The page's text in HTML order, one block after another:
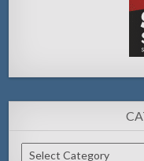
Categorianan